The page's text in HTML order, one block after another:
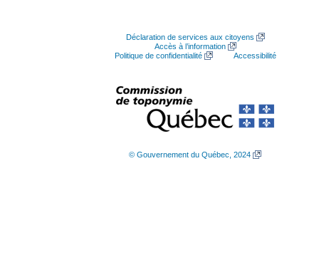
Déclaration de services aux citoyens
Accès à l’information
Politique de confidentialité
Accessibilité
© Gouvernement du Québec, 2024